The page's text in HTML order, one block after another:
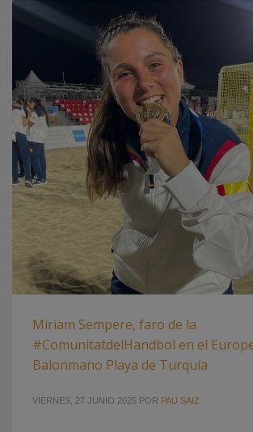
Miriam Sempere, faro de la
#ComunitatdelHandbol en el
Balonmano Playa de Turquía
VIERNES, 27 JUNIO 2025 POR PAU SAIZ